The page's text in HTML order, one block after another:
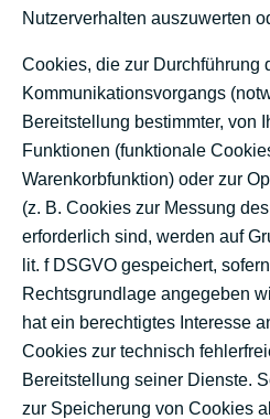
Nutzerverhalten auszuwerten
Cookies, die zur Durchführung
Kommunikationsvorgangs
Bereitstellung bestimmter, von
Funktionen (funktionale
Warenkorbfunktion) oder zur
(z. B. Cookies zur Messung
erforderlich sind, werden auf
lit. f DSGVO gespeichert,
Rechtsgrundlage angegeben
hat ein berechtigtes Interesse
Cookies zur technisch
Bereitstellung seiner Dienste.
zur Speicherung von Cookies